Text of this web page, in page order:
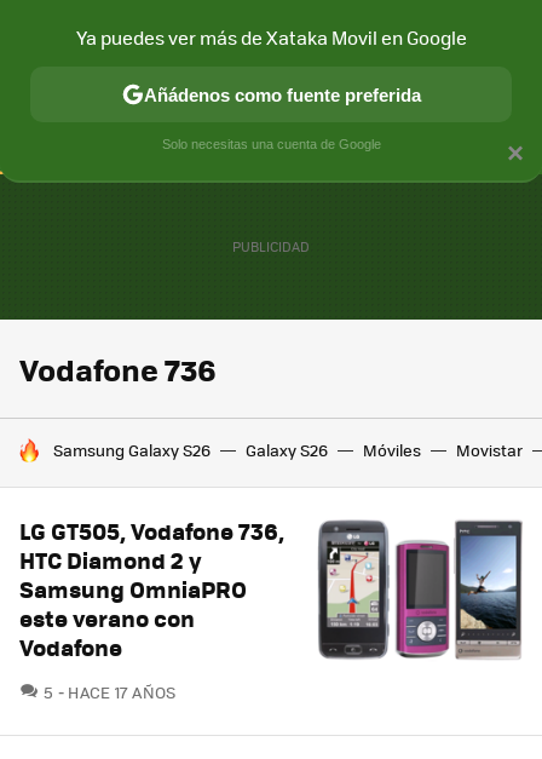
CONECTIVIDAD MÓVIL Y SOCIEDAD APLICACIONES
Vodafone 736
HOY SE HABLA DE
Samsung Galaxy S26 Galaxy S26 Móviles Movistar
LG GT505, Vodafone 736,
HTC Diamond 2 y
Samsung OmniaPRO
este verano con
Vodafone
5 COMENTARIOS
HACE 17 AÑOS
×
Ya puedes ver más de Xataka Movil en Google
Añádenos como fuente preferida
Solo necesitas una cuenta de Google